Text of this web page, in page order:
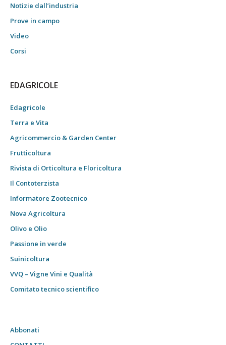
Notizie dall’industria
Prove in campo
Video
Corsi
EDAGRICOLE
Edagricole
Terra e Vita
Agricommercio & Garden Center
Frutticoltura
Rivista di Orticoltura e Floricoltura
Il Contoterzista
Informatore Zootecnico
Nova Agricoltura
Olivo e Olio
Passione in verde
Suinicoltura
VVQ – Vigne Vini e Qualità
Comitato tecnico scientifico
Abbonati